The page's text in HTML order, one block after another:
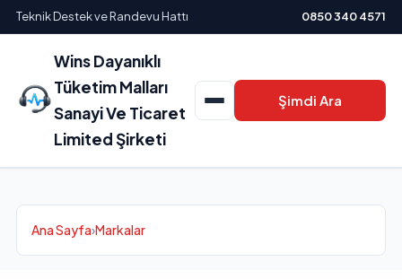
Teknik Destek ve Randevu Hattı 0850 340 4571
Wins Dayanıklı
Tüketim Malları
Sanayi Ve Ticaret
Limited Şirketi
Şimdi Ara
Ana Sayfa›Markalar